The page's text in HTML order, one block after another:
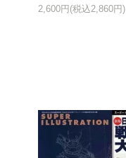
2,600円(税込2,860円)